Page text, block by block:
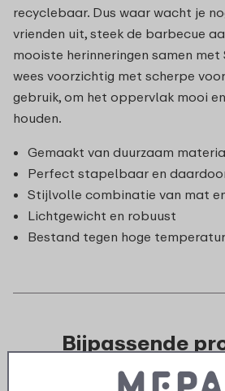
recyclebaar. Dus waar wacht je
vrienden uit, steek de barbecue
mooiste herinneringen samen
wees voorzichtig met scherpe
gebruik, om het oppervlak mooi
houden.
Gemaakt van duurzaam
Perfect stapelbaar en
Stijlvolle combinatie van mat
Lichtgewicht en robuust
Bestand tegen hoge
Bijpassende